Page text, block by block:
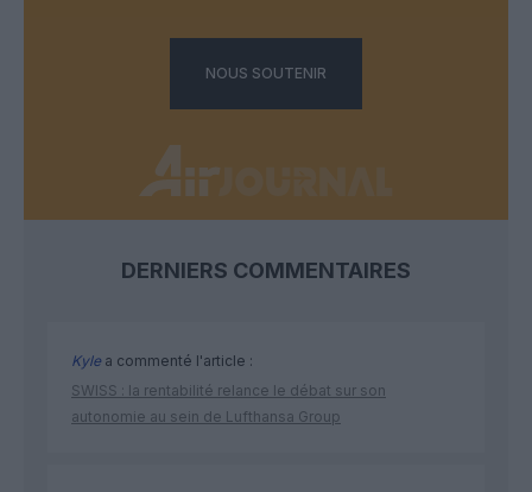
NOUS SOUTENIR
DERNIERS COMMENTAIRES
Kylea commenté l'article :
SWISS : la rentabilité relance le débat sur son
autonomie au sein de Lufthansa Group